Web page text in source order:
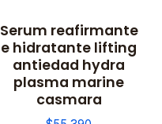
Serum reafirmante
e hidratante lifting
antiedad hydra
plasma marine
casmara